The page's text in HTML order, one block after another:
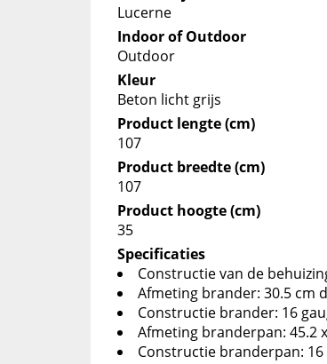
Lucerne
Indoor of Outdoor
Outdoor
Kleur
Beton licht grijs
Product lengte (cm)
107
Product breedte (cm)
107
Product hoogte (cm)
35
Specificaties
Constructie van de
Afmeting brander: 30.5 cm
Constructie brander: 16
Afmeting branderpan: 45.2
Constructie branderpan: